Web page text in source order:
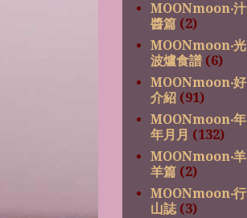
MOONmoon‧汁
醬篇 (2)
MOONmoon‧光
波爐食譜 (6)
MOONmoon‧好
介紹 (91)
MOONmoon‧年
年月月 (132)
MOONmoon‧羊
羊篇 (2)
MOONmoon‧行
山誌 (3)